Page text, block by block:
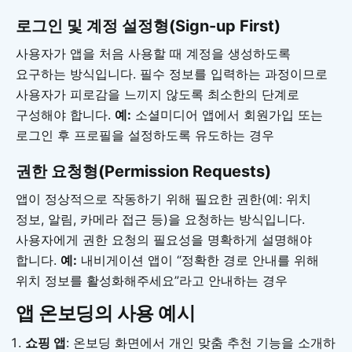
로그인 및 계정 설정형(Sign-up First)
사용자가 앱을 처음 사용할 때 계정을 생성하도록
요구하는 방식입니다. 필수 정보를 입력하는 과정이므로
사용자가 피로감을 느끼지 않도록 최소한의 단계로
구성해야 합니다. 예: 소셜미디어 앱에서 회원가입 또는
로그인 후 프로필을 설정하도록 유도하는 경우
권한 요청형(Permission Requests)
앱이 정상적으로 작동하기 위해 필요한 권한(예: 위치
정보, 알림, 카메라 접근 등)을 요청하는 방식입니다.
사용자에게 권한 요청의 필요성을 명확하게 설명해야
합니다. 예: 내비게이션 앱이 “정확한 경로 안내를 위해
위치 정보를 활성화해주세요”라고 안내하는 경우
앱 온보딩의 사용 예시
쇼핑 앱: 온보딩 화면에서 개인 맞춤 추천 기능을 소개하